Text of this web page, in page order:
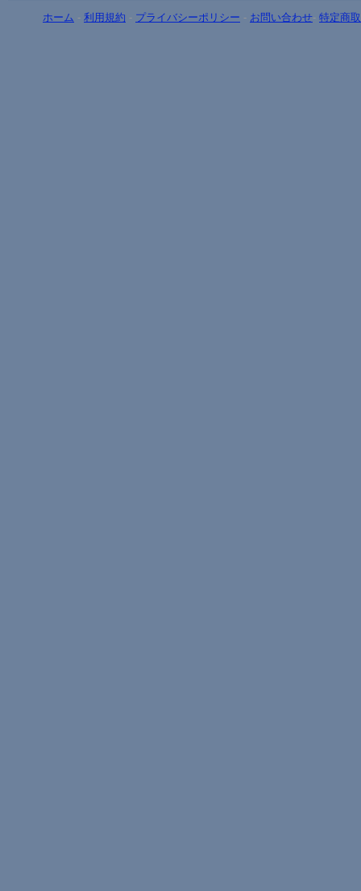
ホーム - 利用規約 - プライバシーポリシー - お問い合わせ- 特定商